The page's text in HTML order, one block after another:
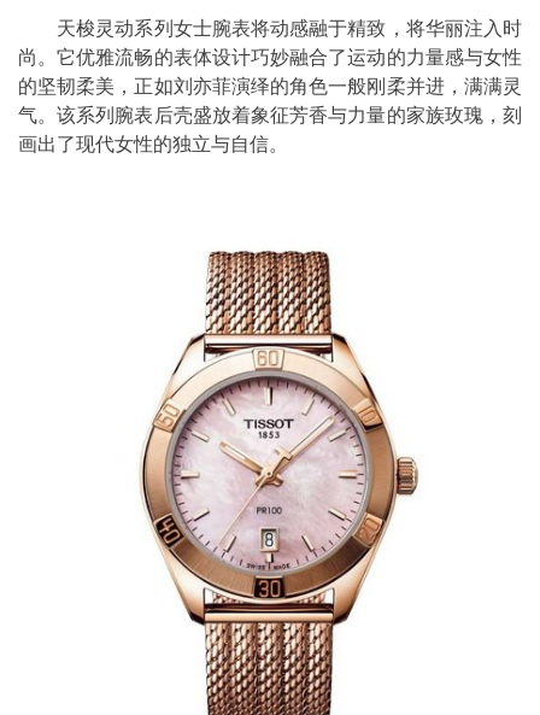
天梭灵动系列女士腕表将动感融于精致，将华丽注入时
尚。它优雅流畅的表体设计巧妙融合了运动的力量感与女性
的坚韧柔美，正如刘亦菲演绎的角色一般刚柔并进，满满灵
气。该系列腕表后壳盛放着象征芳香与力量的家族玫瑰，刻
画出了现代女性的独立与自信。